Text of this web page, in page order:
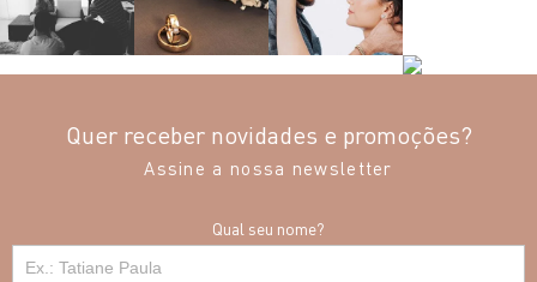
Quer receber novidades e promoções?
Assine a nossa newsletter
Qual seu nome?